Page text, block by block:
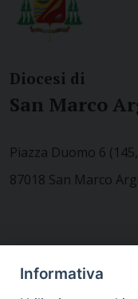
Diocesi di
San Marco
Piazza Duomo 6
87018 San Marco
Informativa